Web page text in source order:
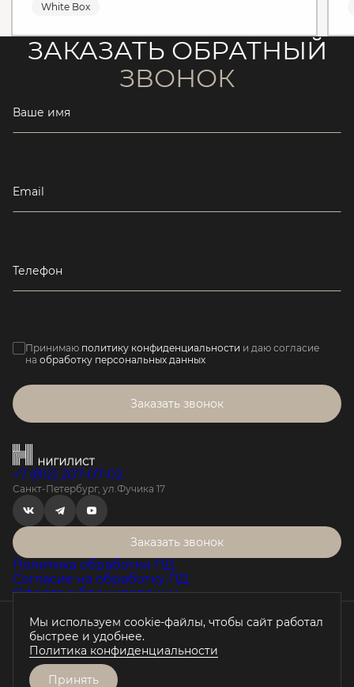
White Box
ЗАКАЗАТЬ ОБРАТНЫЙ
ЗВОНОК
Ваше имя
Email
Телефон
Принимаю политику конфиденциальности и даю согласие
на обработку персональных данных
Заказать звонок
+7 (812) 207-07-02
Санкт-Петербург, ул.Фучика 17
Заказать звонок
Политика обработки ПД
Согласие на обработку ПД
Оферта о бронировании
Проектная декларация на наш.дом.рф
Любая информация, представленная на данном сайте, носит
исключительно информационный характер, не является
публичной офертой, определяемой положениями статьи 437 ГК
РФ.
Мы используем cookie-файлы, чтобы сайт работал
быстрее и удобнее.
Политика конфиденциальности
Принять